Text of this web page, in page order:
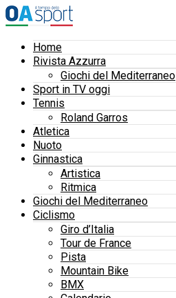
Home
Rivista Azzurra
Giochi del Mediterraneo
Sport in TV oggi
Tennis
Roland Garros
Atletica
Nuoto
Ginnastica
Artistica
Ritmica
Giochi del Mediterraneo
Ciclismo
Giro d’Italia
Tour de France
Pista
Mountain Bike
BMX